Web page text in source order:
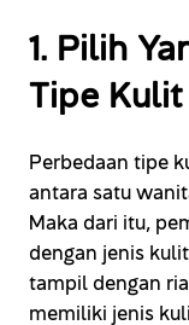
1. Pilih
Tipe Kulit
Perbedaan tipe
antara satu
Maka dari itu,
dengan jenis
tampil dengan
memiliki jenis